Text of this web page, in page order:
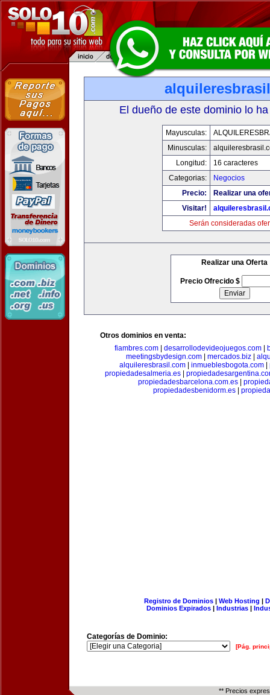
El dueño de este dominio lo
Mayusculas:
Minusculas:
Longitud:
16 caracteres
Categorias:
Negocios
Precio:
Realizar una
Visitar!
Serán consideradas
Realizar una Oferta
Precio Ofrecido $
Otros dominios en venta:
fiambres.com| desarrollodevideojuegos.com|
meetingsbydesign.com| mercados.biz|
alquileresbrasil.com| inmueblesbogota.com|
propiedadesalmeria.es
propiedadesbarcelona.com.es|
propiedadesbenidorm.es|
Registro de Dominios| Web Hosting |
Dominios Expirados | Industrias |
Categorías de Dominio:
[Pág.
** Precios